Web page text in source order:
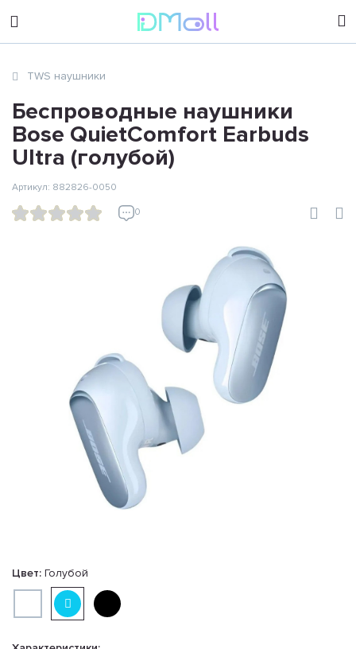
sales@dimoll.ru
TWS наушники
Беспроводные наушники
Bose QuietComfort Earbuds
Ultra (голубой)
0
Артикул: 882826-0050
Цвет: Голубой